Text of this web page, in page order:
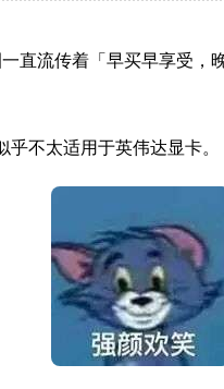
直流传着「早买早享受，
乎不太适用于英伟达显卡。